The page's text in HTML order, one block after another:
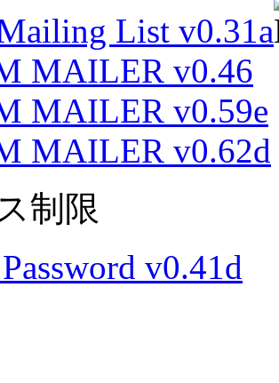
List v0.31a
MAILER v0.46
MAILER v0.59e
MAILER v0.62d
制限
v0.41d